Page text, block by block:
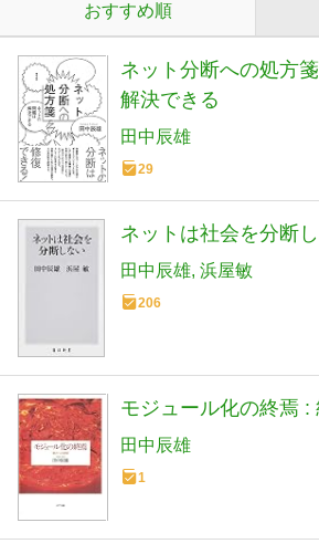
おすすめ順
ネット分断への処方
解決できる
田中辰雄
29
ネットは社会を分断
田中辰雄 浜屋敏
206
モジュール化の終焉 :
田中辰雄
1